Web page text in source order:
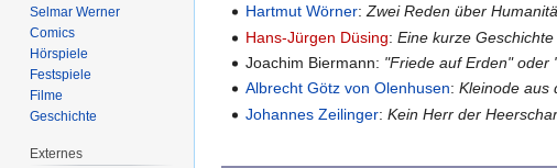
Hartmut Wörner:Zwei Reden über
Hans-Jürgen Düsing:Eine kurze
Joachim Biermann: "Friede auf Erden" oder
Albrecht Götz von Olenhusen:Kleinode aus
Johannes Zeilinger:Kein Herr der
Selmar Werner
Comics
Hörspiele
Festspiele
Filme
Geschichte
Externes